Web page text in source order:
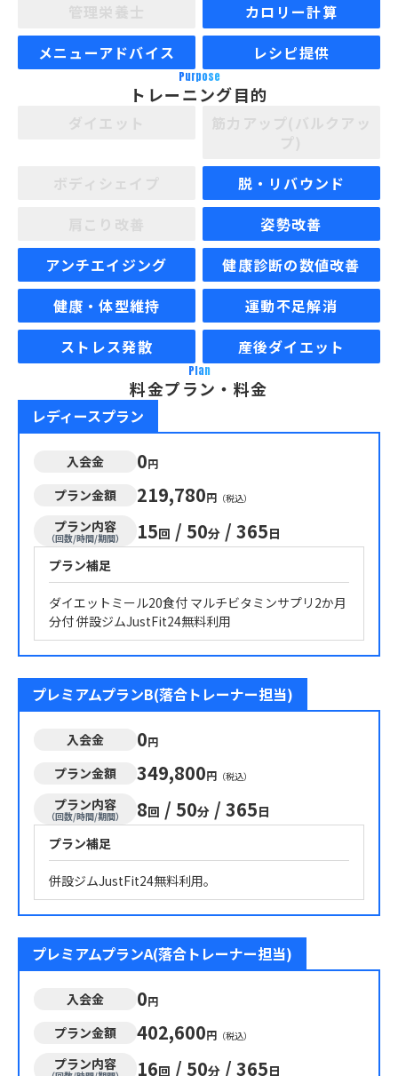
カロリー計算
メニューアドバイス
レシピ提供
Purpose
トレーニング目的
脱・リバウンド
姿勢改善
アンチエイジング
健康診断の数値改善
健康・体型維持
運動不足解消
ストレス発散
産後ダイエット
Plan
料金プラン・料金
レディースプラン
入会金 0円
プラン金額 219,780円 （税込）
プラン内容
（回数/時間/期間） 15回 / 50分 / 365日
プラン補足
ダイエットミール20食付 マルチビタミンサプリ2か月
分付 併設ジムJustFit24無料利用
プレミアムプランB(落合トレーナー担当)
入会金 0円
プラン金額 349,800円 （税込）
プラン内容
（回数/時間/期間） 8回 / 50分 / 365日
プラン補足
併設ジムJustFit24無料利用。
プレミアムプランA(落合トレーナー担当)
入会金 0円
プラン金額 402,600円 （税込）
プラン内容 16回 / 50分 / 365日